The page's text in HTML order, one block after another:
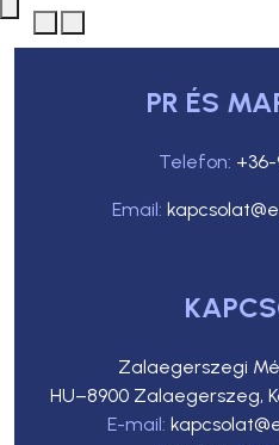
PR ÉS
Telefon:
Email:
Zalaegerszegi
HU–8900 Zalaegerszeg,
E-mail: